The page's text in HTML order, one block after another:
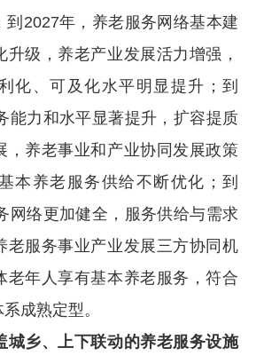
2027年，养老服务网络基本建
升级，养老产业发展活力增强，
化、可及化水平明显提升；到
能力和水平显著提升，扩容提质
，养老事业和产业协同发展政策
本养老服务供给不断优化；到
网络更加健全，服务供给与需求
老服务事业产业发展三方协同机
老年人享有基本养老服务，符合
成熟定型。
乡、上下联动的养老服务设施